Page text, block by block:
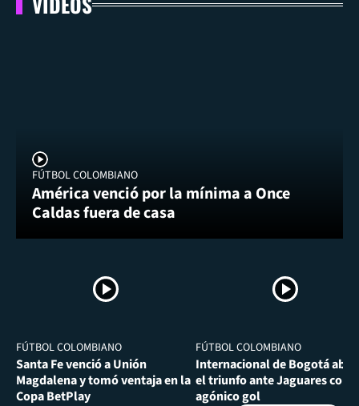
FÚTBOL COLOMBIANO
América venció por la mínima a Once
Caldas fuera de casa
FÚTBOL COLOMBIANO
Santa Fe venció a Unión
Magdalena y tomó ventaja en la
Copa BetPlay
FÚTBOL COLOMBIANO
Internacional de Bogotá
el triunfo ante Jaguares con
agónico gol